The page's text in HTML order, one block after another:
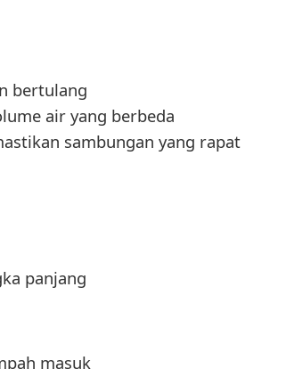
bertulang
air yang berbeda
sambungan yang rapat
panjang
masuk